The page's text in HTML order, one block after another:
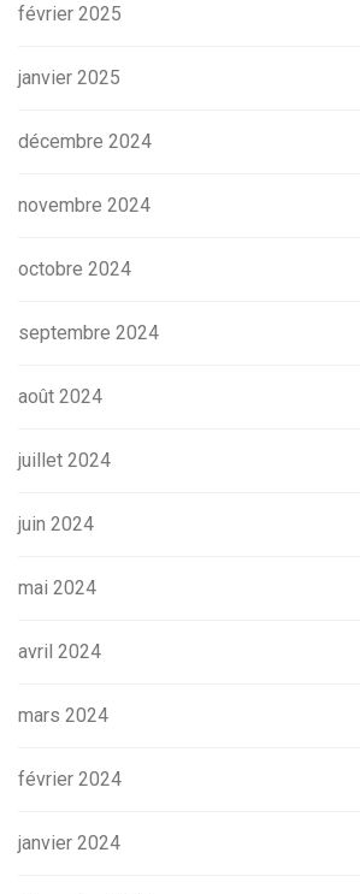
février 2025
janvier 2025
décembre 2024
novembre 2024
octobre 2024
septembre 2024
août 2024
juillet 2024
juin 2024
mai 2024
avril 2024
mars 2024
février 2024
janvier 2024